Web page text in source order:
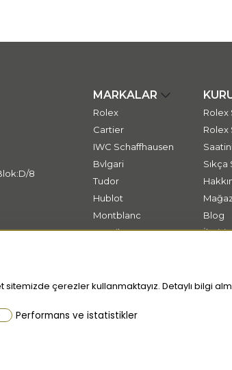
8
MARKALAR
Rolex
Cartier
IWC Schaffhausen
Bvlgari
Tudor
Hublot
Montblanc
Messika
Rolex
Rolex
Blog
sitemizde çerezler kullanmaktayız. Detaylı bilgi
Performans ve istatistikler